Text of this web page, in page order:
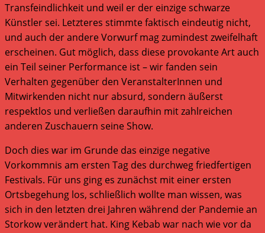
Transfeindlichkeit und weil er der einzige schwarze
Künstler sei. Letzteres stimmte faktisch eindeutig nicht,
und auch der andere Vorwurf mag zumindest zweifelhaft
erscheinen. Gut möglich, dass diese provokante Art auch
ein Teil seiner Performance ist – wir fanden sein
Verhalten gegenüber den VeranstalterInnen und
Mitwirkenden nicht nur absurd, sondern äußerst
respektlos und verließen daraufhin mit zahlreichen
anderen Zuschauern seine Show.
Doch dies war im Grunde das einzige negative
Vorkommnis am ersten Tag des durchweg friedfertigen
Festivals. Für uns ging es zunächst mit einer ersten
Ortsbegehung los, schließlich wollte man wissen, was
sich in den letzten drei Jahren während der Pandemie an
Storkow verändert hat. King Kebab war nach wie vor da